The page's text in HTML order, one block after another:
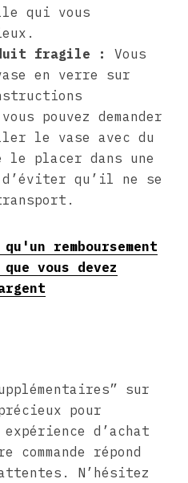
qui vous
fragile :
Vous
en verre sur
pouvez demander
le vase avec du
placer dans une
qu’il ne se
remboursement
vous devez
sur
pour
d’achat
répond
N’hésitez